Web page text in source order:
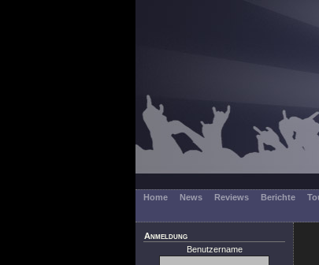
Home News Reviews Berichte
Anmeldung
Benutzername